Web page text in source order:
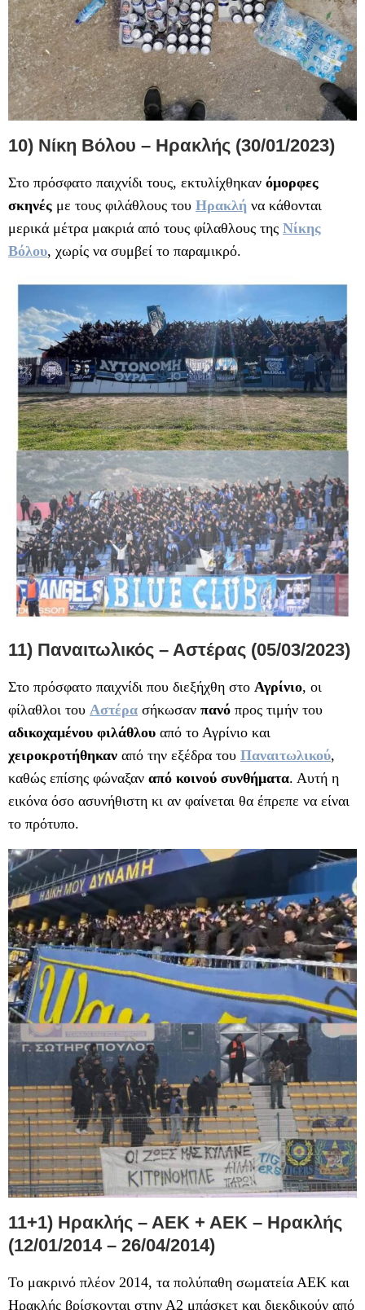
10) Νίκη Βόλου – Ηρακλής (30/01/2023)
Στο πρόσφατο παιχνίδι τους, εκτυλίχθηκαν όμορφες
σκηνές με τους φιλάθλους του Ηρακλή να κάθονται
μερικά μέτρα μακριά από τους φίλαθλους της Νίκης
Βόλου, χωρίς να συμβεί το παραμικρό.
11) Παναιτωλικός – Αστέρας (05/03/2023)
Στο πρόσφατο παιχνίδι που διεξήχθη στο Αγρίνιο, οι
φίλαθλοι του Αστέρα σήκωσαν πανό προς τιμήν του
αδικοχαμένου φιλάθλου από το Αγρίνιο και
χειροκροτήθηκαν από την εξέδρα του Παναιτωλικού,
καθώς επίσης φώναξαν από κοινού συνθήματα. Αυτή η
εικόνα όσο ασυνήθιστη κι αν φαίνεται θα έπρεπε να είναι
το πρότυπο.
11+1) Ηρακλής – ΑΕΚ + ΑΕΚ – Ηρακλής
(12/01/2014 – 26/04/2014)
Το μακρινό πλέον 2014, τα πολύπαθη σωματεία ΑΕΚ και
Ηρακλής βρίσκονται στην Α2 μπάσκετ και διεκδικούν από